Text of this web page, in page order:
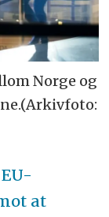
Norge og
EU-
at